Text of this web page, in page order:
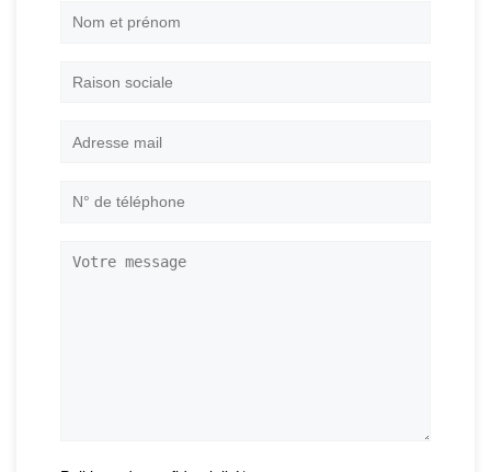
Nom
Raison
Adresse
N°
Votre